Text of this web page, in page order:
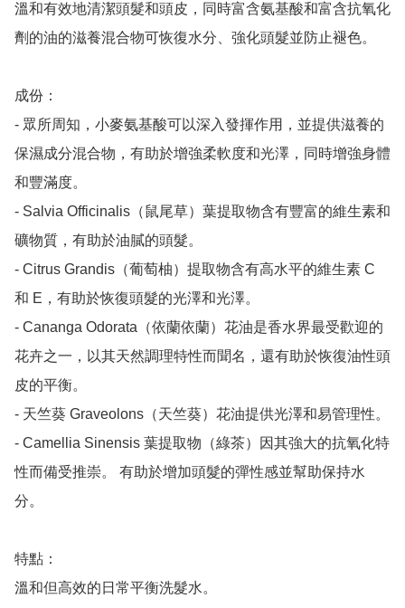
溫和有效地清潔頭髮和頭皮，同時富含氨基酸和富含抗氧化
劑的油的滋養混合物可恢復水分、強化頭髮並防止褪色。
成份：
- 眾所周知，小麥氨基酸可以深入發揮作用，並提供滋養的
保濕成分混合物，有助於增強柔軟度和光澤，同時增強身體
和豐滿度。
- Salvia Officinalis（鼠尾草）葉提取物含有豐富的維生素和
礦物質，有助於油膩的頭髮。
- Citrus Grandis（葡萄柚）提取物含有高水平的維生素 C
和 E，有助於恢復頭髮的光澤和光澤。
- Cananga Odorata（依蘭依蘭）花油是香水界最受歡迎的
花卉之一，以其天然調理特性而聞名，還有助於恢復油性頭
皮的平衡。
- 天竺葵 Graveolons（天竺葵）花油提供光澤和易管理性。
- Camellia Sinensis 葉提取物（綠茶）因其強大的抗氧化特
性而備受推崇。 有助於增加頭髮的彈性感並幫助保持水
分。
特點：
溫和但高效的日常平衡洗髮水。